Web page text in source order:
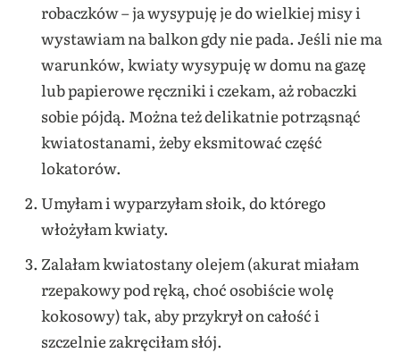
robaczków – ja wysypuję je do wielkiej misy i
wystawiam na balkon gdy nie pada. Jeśli nie ma
warunków, kwiaty wysypuję w domu na gazę
lub papierowe ręczniki i czekam, aż robaczki
sobie pójdą. Można też delikatnie potrząsnąć
kwiatostanami, żeby eksmitować część
lokatorów.
Umyłam i wyparzyłam słoik, do którego
włożyłam kwiaty.
Zalałam kwiatostany olejem (akurat miałam
rzepakowy pod ręką, choć osobiście wolę
kokosowy) tak, aby przykrył on całość i
szczelnie zakręciłam słój.